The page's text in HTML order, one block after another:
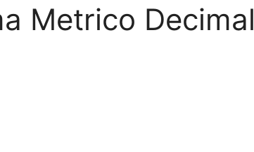
Metrico Decimal